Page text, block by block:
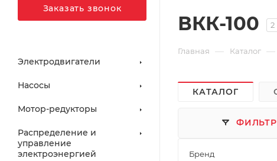
Заказать звонок
Электродвигатели
Насосы
Мотор-редукторы
Распределение и
управление
электроэнергией
ВКК-100 2
Главная — Каталог —
КАТАЛОГ
ФИЛЬТР
Бренд